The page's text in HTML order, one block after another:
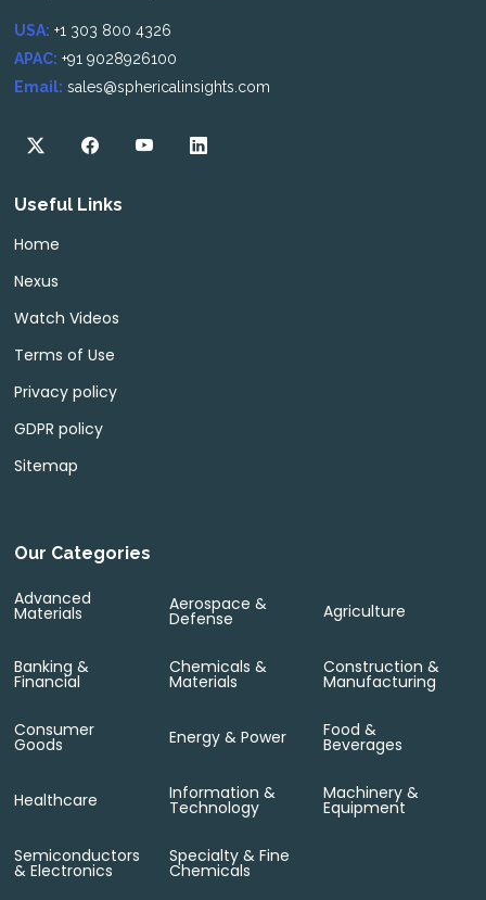
USA: +1 303 800 4326
APAC: +91 9028926100
Email: sales@sphericalinsights.com
Useful Links
Home
Nexus
Watch Videos
Terms of Use
Privacy policy
GDPR policy
Sitemap
Our Categories
Advanced
Materials Aerospace &
Defense Agriculture
Banking &
Financial
Chemicals &
Materials
Construction &
Manufacturing
Consumer
Goods Energy & Power Food &
Beverages
Healthcare Information &
Technology
Machinery &
Equipment
Semiconductors
& Electronics
Specialty & Fine
Chemicals